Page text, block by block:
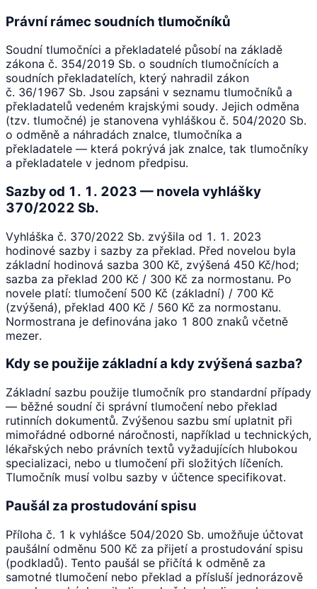
Právní rámec soudních tlumočníků
Soudní tlumočníci a překladatelé působí na základě
zákona č. 354/2019 Sb. o soudních tlumočnících a
soudních překladatelích, který nahradil zákon
č. 36/1967 Sb. Jsou zapsáni v seznamu tlumočníků a
překladatelů vedeném krajskými soudy. Jejich odměna
(tzv. tlumočné) je stanovena vyhláškou č. 504/2020 Sb.
o odměně a náhradách znalce, tlumočníka a
překladatele — která pokrývá jak znalce, tak tlumočníky
a překladatele v jednom předpisu.
Sazby od 1. 1. 2023 — novela vyhlášky
370/2022 Sb.
Vyhláška č. 370/2022 Sb. zvýšila od 1. 1. 2023
hodinové sazby i sazby za překlad. Před novelou byla
základní hodinová sazba 300 Kč, zvýšená 450 Kč/hod;
sazba za překlad 200 Kč / 300 Kč za normostanu. Po
novele platí: tlumočení 500 Kč (základní) / 700 Kč
(zvýšená), překlad 400 Kč / 560 Kč za normostanu.
Normostrana je definována jako 1 800 znaků včetně
mezer.
Kdy se použije základní a kdy zvýšená sazba?
Základní sazbu použije tlumočník pro standardní případy
— běžné soudní či správní tlumočení nebo překlad
rutinních dokumentů. Zvýšenou sazbu smí uplatnit při
mimořádné odborné náročnosti, například u technických,
lékařských nebo právních textů vyžadujících hlubokou
specializaci, nebo u tlumočení při složitých líčeních.
Tlumočník musí volbu sazby v účtence specifikovat.
Paušál za prostudování spisu
Příloha č. 1 k vyhlášce 504/2020 Sb. umožňuje účtovat
paušální odměnu 500 Kč za přijetí a prostudování spisu
(podkladů). Tento paušál se přičítá k odměně za
samotné tlumočení nebo překlad a přísluší jednorázově